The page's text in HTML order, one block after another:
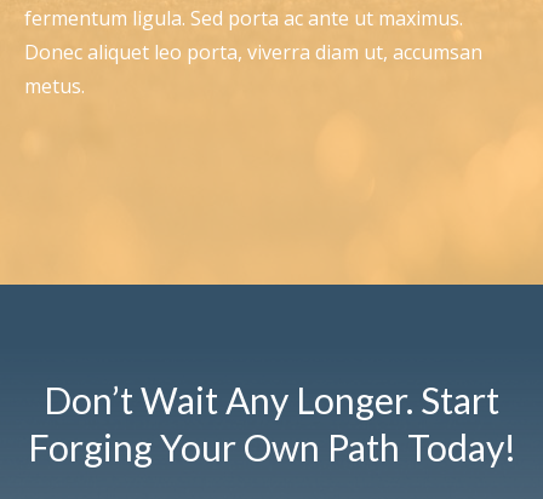
fermentum ligula. Sed porta ac ante ut maximus.
Donec aliquet leo porta, viverra diam ut, accumsan
metus.
Don’t Wait Any Longer. Start
Forging Your Own Path Today!